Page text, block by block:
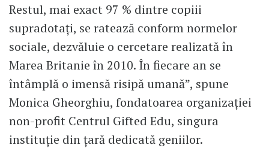
Restul, mai exact 97 % dintre copiii
supradotați, se ratează conform normelor
sociale, dezvăluie o cercetare realizată în
Marea Britanie în 2010. În fiecare an se
întâmplă o imensă risipă umană”, spune
Monica Gheorghiu, fondatoarea organizației
non-profit Centrul Gifted Edu, singura
instituție din țară dedicată geniilor.